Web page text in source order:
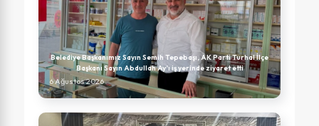
Belediye Başkanımız Sayın Semih Tepebaşı, AK Parti Turhal İlçe
Başkanı Sayın Abdullah Ay’ı iş yerinde ziyaret etti
6 Ağustos 2026